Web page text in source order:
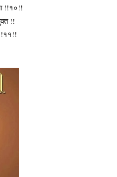
!!१०!!
!!